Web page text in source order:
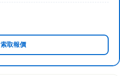
索取報價